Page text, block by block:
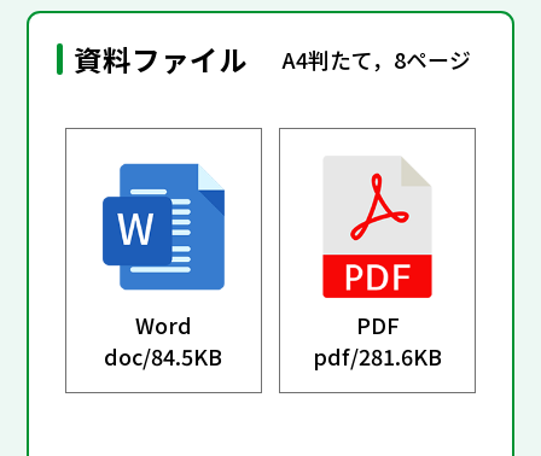
資料ファイル A4判たて，8ページ
Word
doc/84.5KB
PDF
pdf/281.6KB